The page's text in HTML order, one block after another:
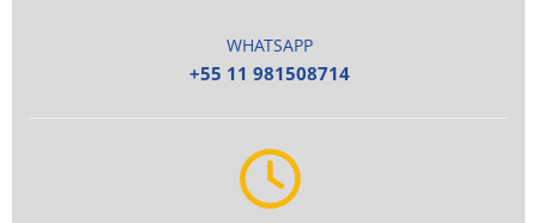
WHATSAPP
+55 11 981508714